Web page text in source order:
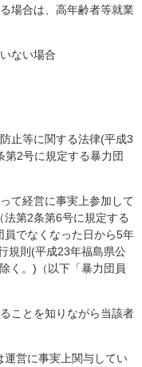
場合は、高年齢者等就業
ない場合
止等に関する法律(平成3
2号に規定する暴力団
て経営に事実上参加して
第2条第6号に規定する
でなくなった日から5年
規則(平成23年福島県公
く。)（以下「暴力団員
ことを知りながら当該者
営に事実上関与してい